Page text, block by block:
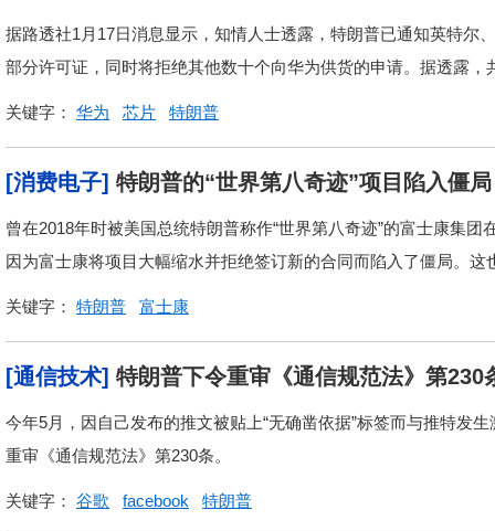
据路透社1月17日消息显示，知情人士透露，特朗普已通知英特尔
部分许可证，同时将拒绝其他数十个向华为供货的申请。据透露
关键字： 华为 芯片 特朗普
[消费电子] 特朗普的“世界第八奇迹”项目陷入僵
曾在2018年时被美国总统特朗普称作“世界第八奇迹”的富士康集
因为富士康将项目大幅缩水并拒绝签订新的合同而陷入了僵局。
关键字： 特朗普 富士康
[通信技术] 特朗普下令重审《通信规范法》第230
今年5月，因自己发布的推文被贴上“无确凿依据”标签而与推特发
重审《通信规范法》第230条。
关键字： 谷歌 facebook 特朗普